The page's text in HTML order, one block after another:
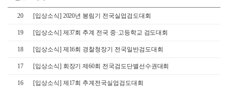
20 [입상소식] 2020년 봉림기 전국실업검도대회
19 [입상소식] 제37회 추계 전국 중·고등학교 검도대회
18 [입상소식] 제16회 경찰청장기 전국일반검도대회
17 [입상소식] 회장기 제60회 전국검도단별선수권대회
16 [입상소식] 제17회 추계전국실업검도대회